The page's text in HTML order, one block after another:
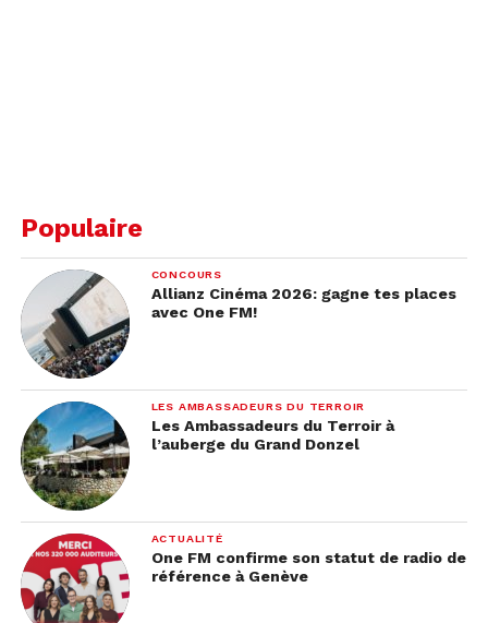
Populaire
CONCOURS
Allianz Cinéma 2026: gagne tes places
avec One FM!
LES AMBASSADEURS DU TERROIR
Les Ambassadeurs du Terroir à
l’auberge du Grand Donzel
ACTUALITÉ
One FM confirme son statut de radio de
référence à Genève